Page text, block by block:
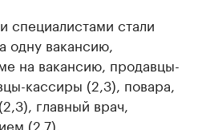
стали
одну вакансию,
на вакансию, продавцы-
кассиры (2,3), повара,
главный врач,
(2,7).